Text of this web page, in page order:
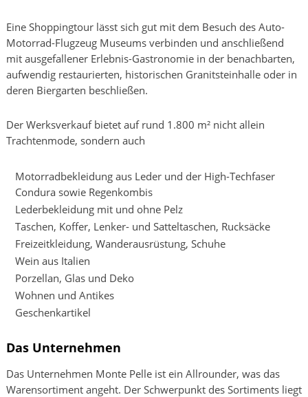
Eine Shoppingtour lässt sich gut mit dem Besuch des Auto-
Motorrad-Flugzeug Museums verbinden und anschließend
mit ausgefallener Erlebnis-Gastronomie in der benachbarten,
aufwendig restaurierten, historischen Granitsteinhalle oder in
deren Biergarten beschließen.
Der Werksverkauf bietet auf rund 1.800 m² nicht allein
Trachtenmode, sondern auch
Motorradbekleidung aus Leder und der High-Techfaser
Condura sowie Regenkombis
Lederbekleidung mit und ohne Pelz
Taschen, Koffer, Lenker- und Satteltaschen, Rucksäcke
Freizeitkleidung, Wanderausrüstung, Schuhe
Wein aus Italien
Porzellan, Glas und Deko
Wohnen und Antikes
Geschenkartikel
Das Unternehmen
Das Unternehmen Monte Pelle ist ein Allrounder, was das
Warensortiment angeht. Der Schwerpunkt des Sortiments liegt